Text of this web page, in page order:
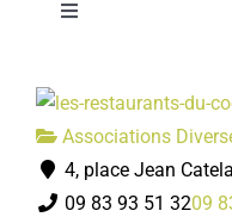
Toggle
Associations
4, place Jean
09 83 93 51 3209